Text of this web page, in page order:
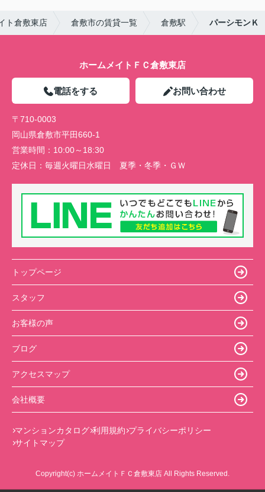
ト倉敷東店 倉敷市の賃貸一覧 倉敷駅 パーシモンＫ
ホームメイトＦＣ倉敷東店
電話をする お問い合わせ
〒710-0003
岡山県倉敷市平田660-1
営業時間： 10:00～18:30
定休日： 毎週火曜日水曜日 夏季・冬季・ＧＷ
トップページ
スタッフ
お客様の声
ブログ
アクセスマップ
会社概要
マンションカタログ 利用規約 プライバシーポリシー
サイトマップ
Copyright(c) ホームメイトＦＣ倉敷東店 All Rights Reserved.